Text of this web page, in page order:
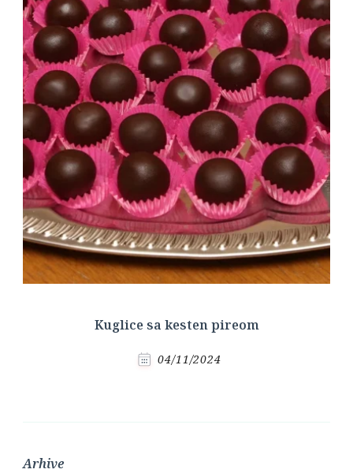
Kuglice sa kesten pireom
04/11/2024
Arhive